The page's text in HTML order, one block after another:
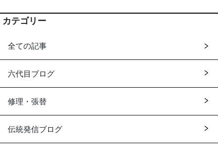
カテゴリー
全ての記事
六代目ブログ
修理・張替
伝統発信ブログ